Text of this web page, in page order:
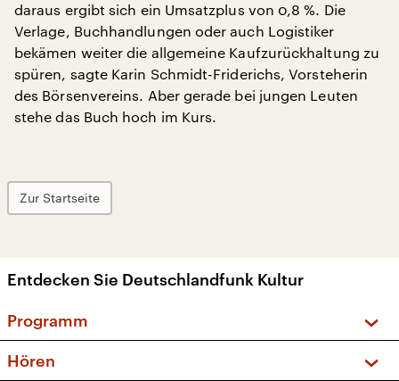
daraus ergibt sich ein Umsatzplus von 0,8 %. Die
Verlage, Buchhandlungen oder auch Logistiker
bekämen weiter die allgemeine Kaufzurückhaltung zu
spüren, sagte Karin Schmidt-Friderichs, Vorsteherin
des Börsenvereins. Aber gerade bei jungen Leuten
stehe das Buch hoch im Kurs.
Zur Startseite
Entdecken Sie Deutschlandfunk Kultur
Programm
Hören